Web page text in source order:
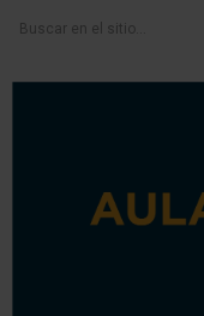
Buscar